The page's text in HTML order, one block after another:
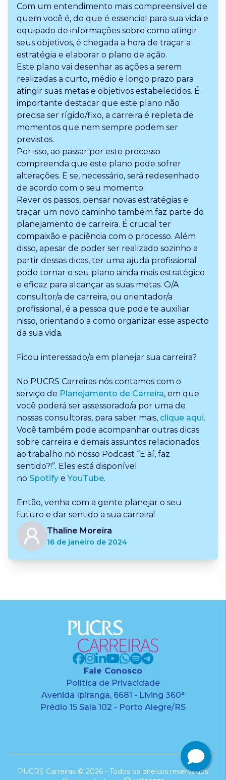
Com um entendimento mais compreensível de
quem você é, do que é essencial para sua vida e
equipado de informações sobre como atingir
seus objetivos, é chegada a hora de traçar a
estratégia e elaborar o plano de ação.
Este plano vai desenhar as ações a serem
realizadas a curto, médio e longo prazo para
atingir suas metas e objetivos estabelecidos. É
importante destacar que este plano não
precisa ser rígido/fixo, a carreira é repleta de
momentos que nem sempre podem ser
previstos.
Por isso, ao passar por este processo
compreenda que este plano pode sofrer
alterações. E se, necessário, será redesenhado
de acordo com o seu momento.
Rever os passos, pensar novas estratégias e
traçar um novo caminho também faz parte do
planejamento de carreira. É crucial ter
compaixão e paciência com o processo. Além
disso, apesar de poder ser realizado sozinho a
partir dessas dicas, ter uma ajuda profissional
pode tornar o seu plano ainda mais estratégico
e eficaz para alcançar as suas metas. O/A
consultor/a de carreira, ou orientador/a
profissional, é a pessoa que pode te auxiliar
nisso, orientando a como organizar esse aspecto
da sua vida.
Ficou interessado/a em planejar sua carreira?
No PUCRS Carreiras nós contamos com o
serviço de Planejamento de Carreira, em que
você poderá ser assessorado/a por uma de
nossas consultoras, para saber mais, clique aqui.
Você também pode acompanhar outras dicas
sobre carreira e demais assuntos relacionados
ao trabalho no nosso Podcast “E aí, faz
sentido?!”. Eles está disponível
no Spotify eYouTube.
Então, venha com a gente planejar o seu
futuro e dar sentido a sua carreira!
Thaline Moreira
16 de janeiro de 2024
Fale Conosco
Política de Privacidade
Avenida Ipiranga, 6681 - Living 360°
Prédio 15 Sala 102 - Porto Alegre/RS
PUCRS Carreiras © 2026 - Todos os direitos reservados